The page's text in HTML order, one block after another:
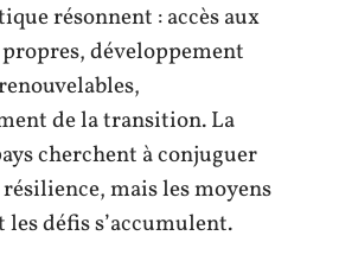
résonnent : accès aux
développement
de la transition. La
cherchent à conjuguer
mais les moyens
défis s’accumulent.